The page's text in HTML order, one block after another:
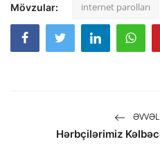
Mövzular: internet parolları
Hərbçilərimiz